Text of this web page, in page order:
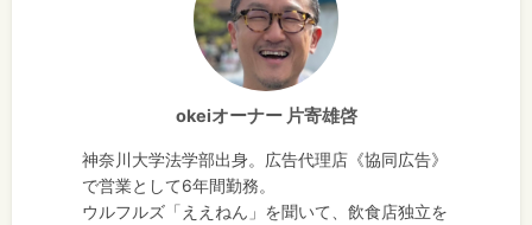
okeiオーナー 片寄雄啓
神奈川大学法学部出身。広告代理店《協同広告》
で営業として6年間勤務。
ウルフルズ「ええねん」を聞いて、飲食店独立を